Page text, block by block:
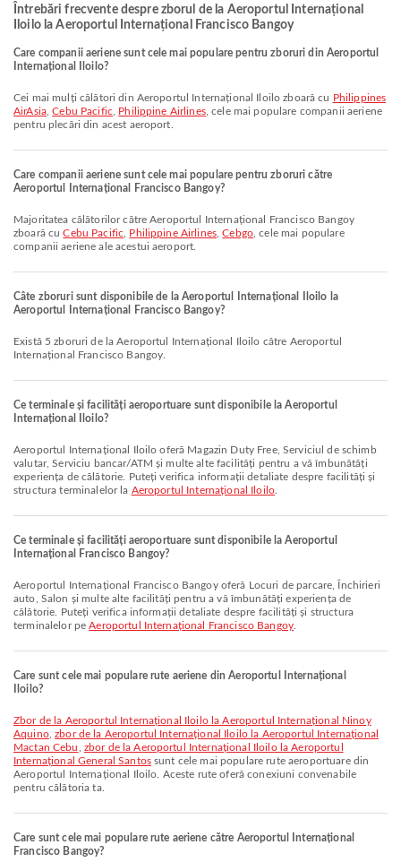
Întrebări frecvente despre zborul de la Aeroportul Internațional
Iloilo la Aeroportul Internațional Francisco Bangoy
Care companii aeriene sunt cele mai populare pentru zboruri din Aeroportul
Internațional Iloilo?
Cei mai mulți călători din Aeroportul Internațional Iloilo zboară cu Philippines
AirAsia,Cebu Pacific Philippine Airlines, cele mai populare companii aeriene
pentru plecări din acest aeroport.
Care companii aeriene sunt cele mai populare pentru zboruri către
Aeroportul Internațional Francisco Bangoy?
Majoritatea călătorilor către Aeroportul Internațional Francisco Bangoy
zboară cuCebu Pacific Philippine Airlines ,Cebgo , cele mai populare
companii aeriene ale acestui aeroport.
Câte zboruri sunt disponibile de la Aeroportul Internațional Iloilo la
Aeroportul Internațional Francisco Bangoy?
Există 5 zboruri de la Aeroportul Internațional Iloilo către Aeroportul
Internațional Francisco Bangoy.
Ce terminale și facilități aeroportuare sunt disponibile la Aeroportul
Internațional Iloilo?
Aeroportul Internațional Iloilo oferă Magazin Duty Free, Serviciul de schimb
valutar, Serviciu bancar/ATM și multe alte facilități pentru a vă îmbunătăți
experiența de călătorie. Puteți verifica informații detaliate despre facilități și
structura terminalelor la Aeroportul Internațional Iloilo.
Ce terminale și facilități aeroportuare sunt disponibile la Aeroportul
Internațional Francisco Bangoy?
Aeroportul Internațional Francisco Bangoy oferă Locuri de parcare, Închirieri
auto, Salon și multe alte facilități pentru a vă îmbunătăți experiența de
călătorie. Puteți verifica informații detaliate despre facilități și structura
terminalelor peAeroportul Internațional Francisco Bangoy
Care sunt cele mai populare rute aeriene din Aeroportul Internațional
Iloilo?
zbor de la Aeroportul Internațional Iloilo la Aeroportul Internațional Ninoy
Aquino,zbor de la Aeroportul Internațional Iloilo la Aeroportul Internațional
Mactan Cebu
zbor de la Aeroportul Internațional Iloilo la Aeroportul
Internațional General Santossunt cele mai populare rute aeroportuare din
Aeroportul Internațional Iloilo. Aceste rute oferă conexiuni convenabile
pentru călătoria ta.
Care sunt cele mai populare rute aeriene către Aeroportul Internațional
Francisco Bangoy?